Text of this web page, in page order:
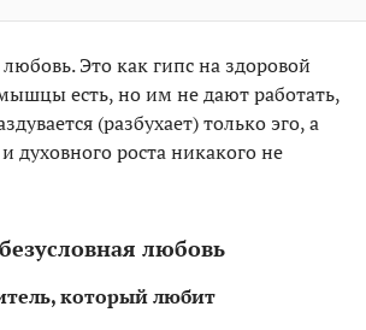
Это как гипс на здоровой
есть, но им не дают работать,
(разбухает) только эго, а
духовного роста никакого не
любовь
который любит